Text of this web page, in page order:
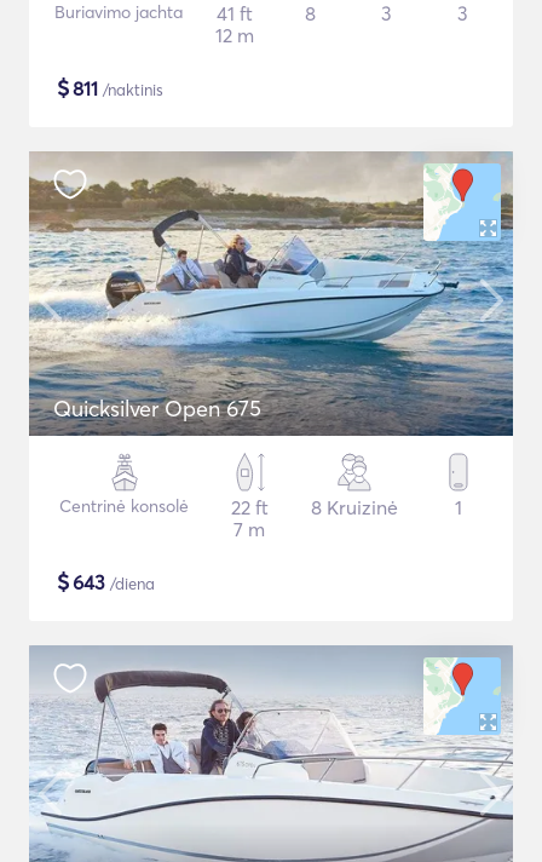
Buriavimo jachta
41 ft
12 m
8 3 3
$811 /naktinis
Quicksilver Open 675
Centrinė konsolė
22 ft
7 m
8 Kruizinė 1
$643 /diena